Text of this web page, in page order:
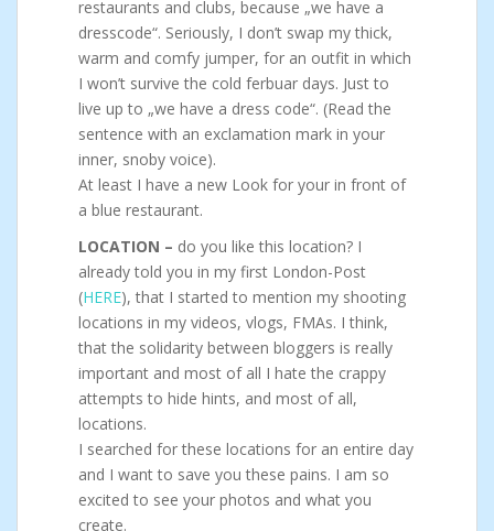
restaurants and clubs, because „we have a
dresscode“. Seriously, I don’t swap my thick,
warm and comfy jumper, for an outfit in which
I won’t survive the cold ferbuar days. Just to
live up to „we have a dress code“. (Read the
sentence with an exclamation mark in your
inner, snoby voice).
At least I have a new Look for your in front of
a blue restaurant.
LOCATION – do you like this location? I
already told you in my first London-Post
(HERE), that I started to mention my shooting
locations in my videos, vlogs, FMAs. I think,
that the solidarity between bloggers is really
important and most of all I hate the crappy
attempts to hide hints, and most of all,
locations.
I searched for these locations for an entire day
and I want to save you these pains. I am so
excited to see your photos and what you
create.